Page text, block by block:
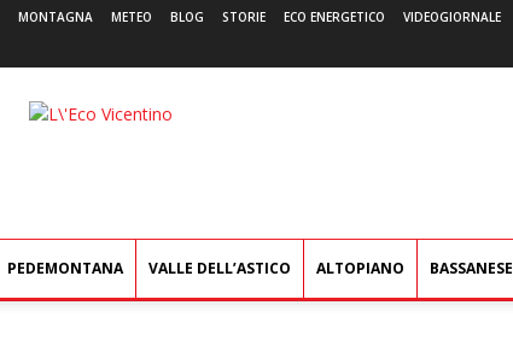
MONTAGNA METEO BLOG STORIE ECO ENERGETICO VIDEOGIORNALE
L'Eco
PEDEMONTANA VALLE DELL’ASTICO ALTOPIANO BASSANESE